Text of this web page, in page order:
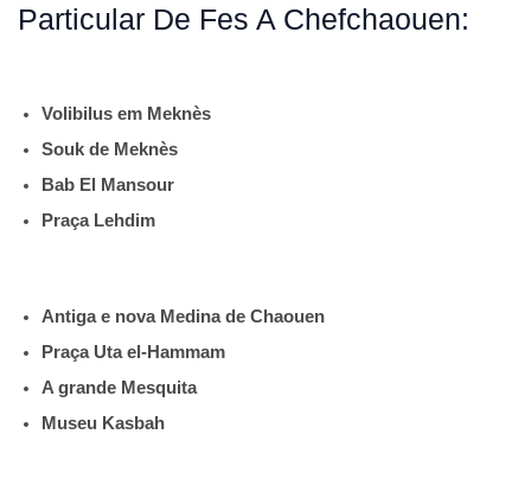
Particular De Fes A Chefchaouen:
Volibilus em Meknès
Souk de Meknès
Bab El Mansour
Praça Lehdim
Antiga e nova Medina de Chaouen
Praça Uta el-Hammam
A grande Mesquita
Museu Kasbah